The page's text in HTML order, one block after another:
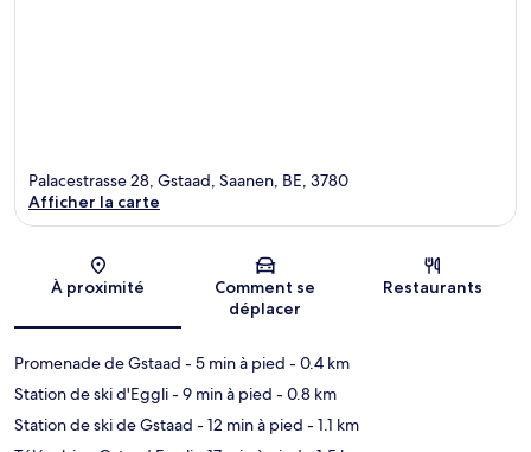
Carte
Palacestrasse 28, Gstaad, Saanen, BE, 3780
Afficher la carte
À proximité
Comment se
déplacer
Restaurants
Promenade de Gstaad - 5 min à pied - 0.4 km
Station de ski d'Eggli- 9 min à pied - 0.8 km
Station de ski de Gstaad - 12 min à pied - 1.1 km